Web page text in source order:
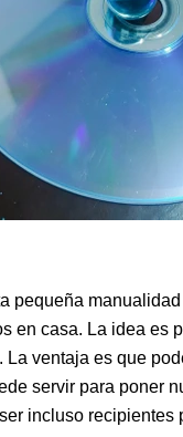
pequeña manualidad
en casa. La idea es
La ventaja es que
servir para poner
incluso recipientes